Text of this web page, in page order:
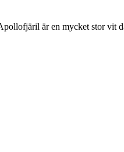
är en mycket stor vit